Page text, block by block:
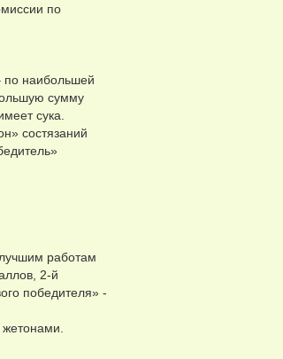
по
по наибольшей
сумму
сука.
состязаний
работам
2-й
победителя» -
жетонами.